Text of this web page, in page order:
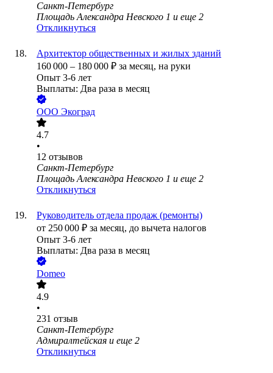
Санкт-Петербург
Площадь Александра Невского 1 и еще 2
Откликнуться
Архитектор общественных и жилых зданий
160 000 – 180 000 ₽ за месяц, на руки
Опыт 3-6 лет
Выплаты: Два раза в месяц
ООО Экоград
4.7
•
12 отзывов
Санкт-Петербург
Площадь Александра Невского 1 и еще 2
Откликнуться
Руководитель отдела продаж (ремонты)
от 250 000 ₽ за месяц, до вычета налогов
Опыт 3-6 лет
Выплаты: Два раза в месяц
Domeo
4.9
•
231 отзыв
Санкт-Петербург
Адмиралтейская и еще 2
Откликнуться